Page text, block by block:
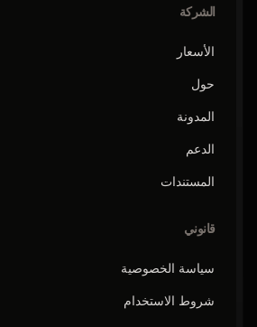
الشركة
الأسعار
حول
المدونة
الدعم
المستندات
قانوني
سياسة الخصوصية
شروط الاستخدام